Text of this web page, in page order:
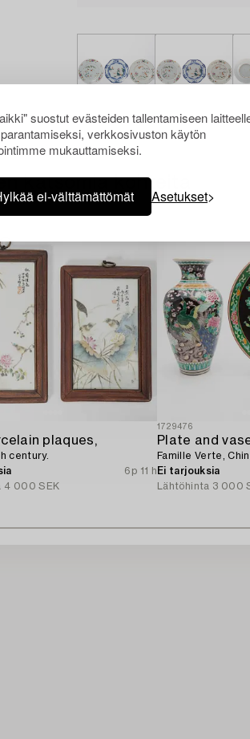
suostut evästeiden tallentamiseen
verkkosivuston käytön
mukauttamiseksi.
ei-välttämättömät Asetukset
katsomia kohteita
plaques,
century.
6p 11 h
4 000 SEK
1729476
Plate and
Famille Verte,
Ei tarjouksia
Lähtöhinta 3 000